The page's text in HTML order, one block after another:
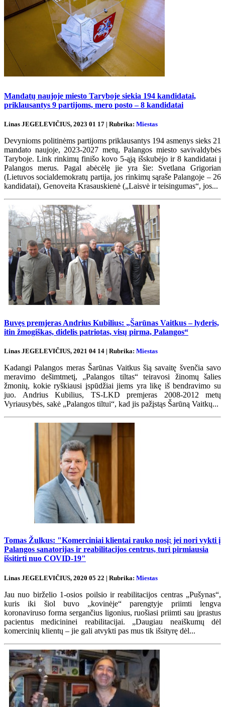
Mandatų naujoje miesto Taryboje siekia 194 kandidatai,
priklausantys 9 partijoms, mero posto – 8 kandidatai
Linas JEGELEVIČIUS, 2023 01 17 | Rubrika: Miestas
Devynioms politinėms partijoms priklausantys 194 asmenys sieks 21
mandato naujoje, 2023-2027 metų, Palangos miesto savivaldybės
Taryboje. Link rinkimų finišo kovo 5-ąją išskubėjo ir 8 kandidatai į
Palangos merus. Pagal abėcėlę jie yra šie: Svetlana Grigorian
(Lietuvos socialdemokratų partija, jos rinkimų sąraše Palangoje – 26
kandidatai), Genoveita Krasauskienė („Laisvė ir teisingumas“, jos...
Buvęs premjeras Andrius Kubilius: „Šarūnas Vaitkus – lyderis,
itin žmogiškas, didelis patriotas, visų pirma, Palangos“
Linas JEGELEVIČIUS, 2021 04 14 | Rubrika: Miestas
Kadangi Palangos meras Šarūnas Vaitkus šią savaitę švenčia savo
meravimo dešimtmetį, „Palangos tiltas“ teiravosi žinomų šalies
žmonių, kokie ryškiausi įspūdžiai jiems yra likę iš bendravimo su
juo. Andrius Kubilius, TS-LKD premjeras 2008-2012 metų
Vyriausybės, sakė „Palangos tiltui“, kad jis pažįstąs Šarūną Vaitkų...
Tomas Žulkus: "Komerciniai klientai rauko nosį: jei nori vykti į
Palangos sanatorijas ir reabilitacijos centrus, turi pirmiausia
išsitirti nuo COVID-19"
Linas JEGELEVIČIUS, 2020 05 22 | Rubrika: Miestas
Jau nuo birželio 1-osios poilsio ir reabilitacijos centras „Pušynas“,
kuris iki šiol buvo „kovinėje“ parengtyje priimti lengva
koronaviruso forma sergančius ligonius, ruošiasi priimti sau įprastus
pacientus medicininei reabilitacijai. „Daugiau neaiškumų dėl
komercinių klientų – jie gali atvykti pas mus tik išsityrę dėl...